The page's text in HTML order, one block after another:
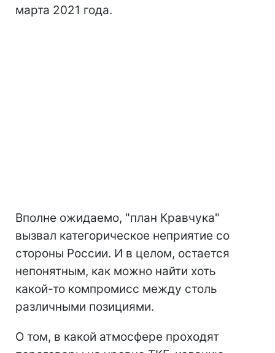
марта 2021 года.
Вполне ожидаемо, "план Кравчука"
вызвал категорическое неприятие со
стороны России. И в целом, остается
непонятным, как можно найти хоть
какой-то компромисс между столь
различными позициями.
О том, в какой атмосфере проходят